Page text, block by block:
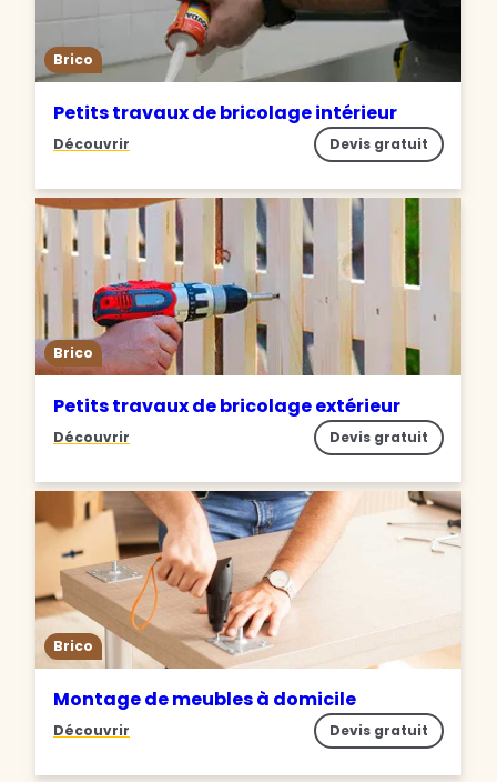
Brico
Petits travaux de bricolage intérieur
Découvrir Devis gratuit
Brico
Petits travaux de bricolage extérieur
Découvrir Devis gratuit
Brico
Montage de meubles à domicile
Découvrir Devis gratuit